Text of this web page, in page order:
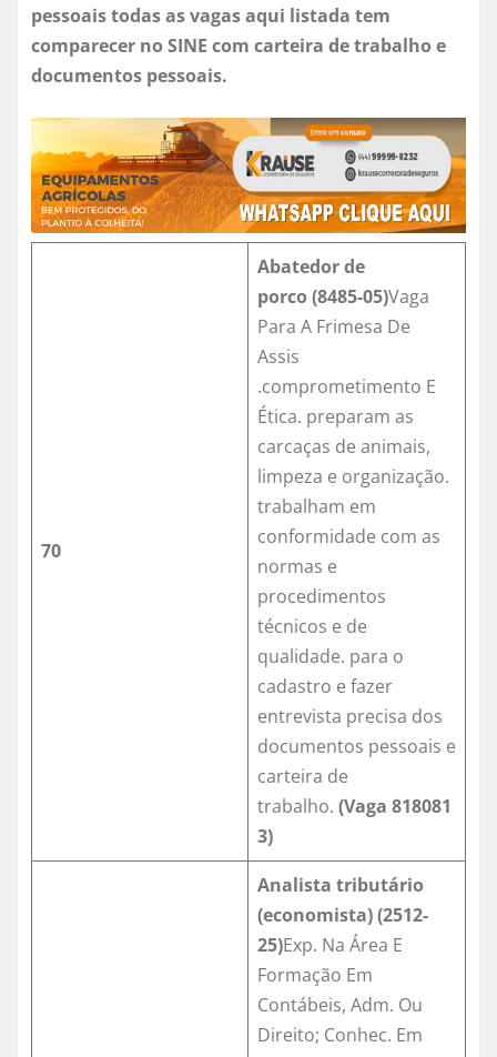
pessoais todas as vagas aqui listada tem
comparecer no SINE com carteira de trabalho e
documentos pessoais.
70
Abatedor de
porco (8485-05)Vaga
Para A Frimesa De
Assis
.comprometimento E
Ética. preparam as
carcaças de animais,
limpeza e organização.
trabalham em
conformidade com as
normas e
procedimentos
técnicos e de
qualidade. para o
cadastro e fazer
entrevista precisa dos
documentos pessoais e
carteira de
trabalho. (Vaga 818081
3)
Analista tributário
(economista) (2512-
25)Exp. Na Área E
Formação Em
Contábeis, Adm. Ou
Direito; Conhec. Em